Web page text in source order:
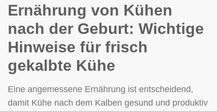
Ernährung von Kühen
nach der Geburt: Wichtige
Hinweise für frisch
gekalbte Kühe
Eine angemessene Ernährung ist entscheidend,
damit Kühe nach dem Kalben gesund und produktiv